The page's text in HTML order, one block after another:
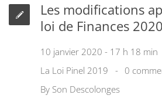
Les modifications
loi de Finances
10 janvier 2020 - 17 h 18 min
La Loi Pinel 2019
0
By Son Descolonges